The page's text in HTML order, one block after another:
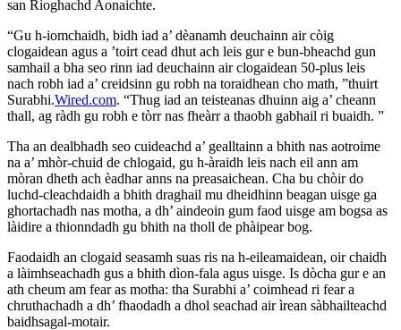
san Rìoghachd Aonaichte.
“Gu h-iomchaidh, bidh iad a’ dèanamh deuchainn air còig
clogaidean agus a ’toirt cead dhut ach leis gur e bun-bheachd gun
samhail a bha seo rinn iad deuchainn air clogaidean 50-plus leis
nach robh iad a’ creidsinn gu robh na toraidhean cho math, ”thuirt
Surabhi.Wired.com. “Thug iad an teisteanas dhuinn aig a’ cheann
thall, ag ràdh gu robh e tòrr nas fheàrr a thaobh gabhail ri buaidh. ”
Tha an dealbhadh seo cuideachd a’ gealltainn a bhith nas aotroime
na a’ mhòr-chuid de chlogaid, gu h-àraidh leis nach eil ann am
mòran dheth ach èadhar anns na preasaichean. Cha bu chòir do
luchd-cleachdaidh a bhith draghail mu dheidhinn beagan uisge ga
ghortachadh nas motha, a dh’ aindeoin gum faod uisge am bogsa as
làidire a thionndadh gu bhith na tholl de phàipear bog.
Faodaidh an clogaid seasamh suas ris na h-eileamaidean, oir chaidh
a làimhseachadh gus a bhith dìon-fala agus uisge. Is dòcha gur e an
ath cheum am fear as motha: tha Surabhi a’ coimhead ri fear a
chruthachadh a dh’ fhaodadh a dhol seachad air ìrean sàbhailteachd
baidhsagal-motair.